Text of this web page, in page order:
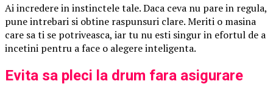
Ai incredere in instinctele tale. Daca ceva nu pare in regula,
pune intrebari si obtine raspunsuri clare. Meriti o masina
care sa ti se potriveasca, iar tu nu esti singur in efortul de a
incetini pentru a face o alegere inteligenta.
Evita sa pleci la drum fara asigurare